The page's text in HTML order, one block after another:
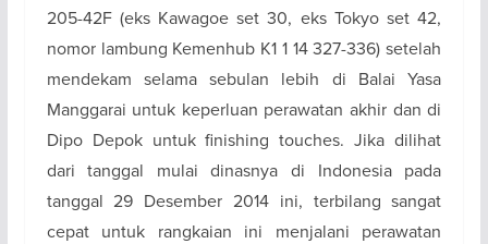
205-42F (eks Kawagoe set 30, eks Tokyo set 42,
nomor lambung Kemenhub K1 1 14 327-336) setelah
mendekam selama sebulan lebih di Balai Yasa
Manggarai untuk keperluan perawatan akhir dan di
Dipo Depok untuk finishing touches. Jika dilihat
dari tanggal mulai dinasnya di Indonesia pada
tanggal 29 Desember 2014 ini, terbilang sangat
cepat untuk rangkaian ini menjalani perawatan